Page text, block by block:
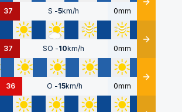
37 S -5km/h 0mm Détails
37 SO -10km/h 0mm Détails
36 O -15km/h 0mm Détails